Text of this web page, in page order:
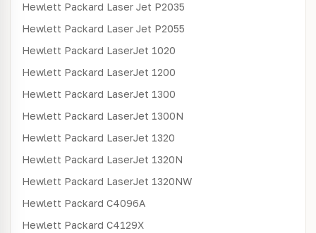
Hewlett Packard Laser Jet P2035
Hewlett Packard Laser Jet P2055
Hewlett Packard LaserJet 1020
Hewlett Packard LaserJet 1200
Hewlett Packard LaserJet 1300
Hewlett Packard LaserJet 1300N
Hewlett Packard LaserJet 1320
Hewlett Packard LaserJet 1320N
Hewlett Packard LaserJet 1320NW
Hewlett Packard C4096A
Hewlett Packard C4129X